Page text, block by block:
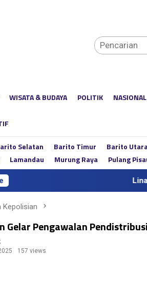
WISATA & BUDAYA POLITIK NASIONAL
Selatan Barito Timur Barito
Lamandau Murung Raya Pulang
Linae
Kepolisian
Gelar Pengawalan
157 views